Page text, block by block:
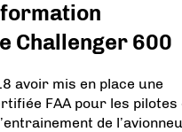
Challenger 600
avoir mis en place une
FAA pour les pilotes
de